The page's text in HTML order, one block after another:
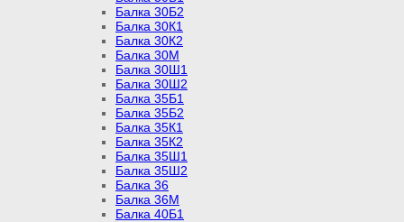
Балка 30Б2
Балка 30К1
Балка 30К2
Балка 30М
Балка 30Ш1
Балка 30Ш2
Балка 35Б1
Балка 35Б2
Балка 35К1
Балка 35К2
Балка 35Ш1
Балка 35Ш2
Балка 36
Балка 36М
Балка 40Б1